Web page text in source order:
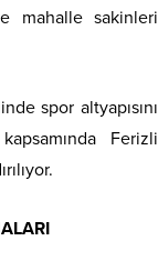
mahalle sakinleri
spor altyapısını
Ferizli